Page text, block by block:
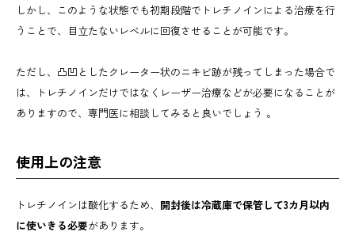
しかし、このような状態でも初期段階でトレチノインによる治療を行
うことで、目立たないレベルに回復させることが可能です。
ただし、凸凹としたクレーター状のニキビ跡が残ってしまった場合で
は、トレチノインだけではなくレーザー治療などが必要になることが
ありますので、専門医に相談してみると良いでしょう 。
使用上の注意
トレチノインは酸化するため、 開封後は冷蔵庫で保管して3カ月以内
に使いきる必要があります。